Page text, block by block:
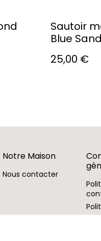
Sautoir
Blue Sand
25,00 €
Notre Maison
Nous contacter